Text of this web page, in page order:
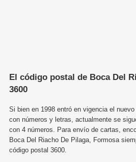
El código postal de Boca Del
3600
Si bien en 1998 entró en vigencia el
con números y letras, actualmente se
con 4 números. Para envío de cartas,
Boca Del Riacho De Pilaga, Formosa
código postal 3600.